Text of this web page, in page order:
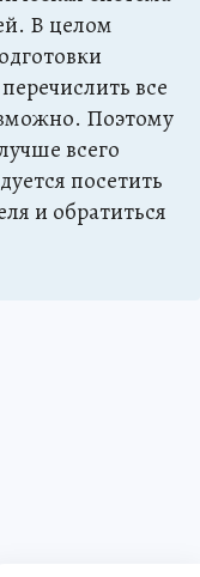
В целом
все
Поэтому
всего
посетить
и обратиться